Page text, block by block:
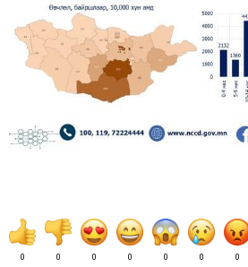
0 0 0 0 0 0 0